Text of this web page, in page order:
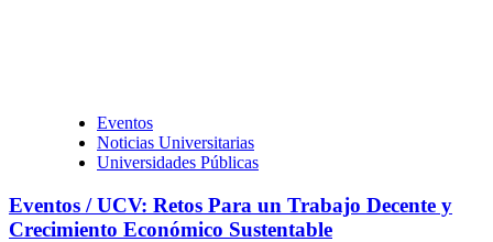
Eventos
Noticias Universitarias
Universidades Públicas
Eventos / UCV: Retos Para un Trabajo Decente y
Crecimiento Económico Sustentable